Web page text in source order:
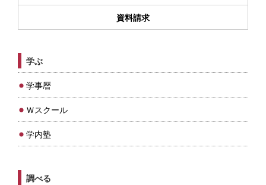
資料請求
学ぶ
学事暦
Ｗスクール
学内塾
調べる